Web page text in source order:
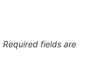
Required fields are